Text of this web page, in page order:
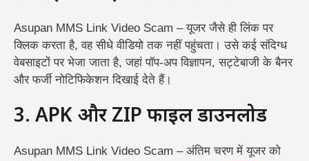
Asupan MMS Link Video Scam – यूजर जैसे ही लिंक पर
क्लिक करता है, वह सीधे वीडियो तक नहीं पहुंचता। उसे कई संदिग्ध
वेबसाइटों पर भेजा जाता है, जहां पॉप-अप विज्ञापन, सट्टेबाजी के बैनर
और फर्जी नोटिफिकेशन दिखाई देते हैं।
3. APK और ZIP फाइल डाउनलोड
Asupan MMS Link Video Scam – अंतिम चरण में यूजर को